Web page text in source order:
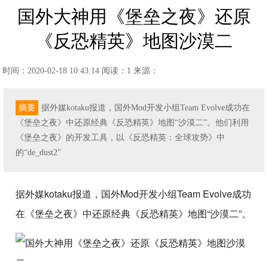
国外大神用《堡垒之夜》还原
《反恐精英》地图沙漠二
时间：2020-02-18 10:43:14 阅读：1 来源：
摘要
据外媒kotaku报道，国外Mod开发小组Team Evolve成功在
《堡垒之夜》中还原经典《反恐精英》地图“沙漠二”。他们利用
《堡垒之夜》的开发工具，以《反恐精英：全球攻势》中
的“de_dust2”
据外媒kotaku报道，国外Mod开发小组Team Evolve成功
在《堡垒之夜》中还原经典《反恐精英》地图“沙漠二”。